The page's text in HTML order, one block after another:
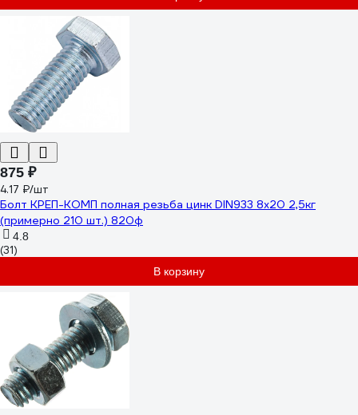
875 ₽
4.17 ₽/шт
Болт КРЕП-КОМП полная резьба цинк DIN933 8х20 2,5кг
(примерно 210 шт.) 820ф
4.8
(31)
В корзину